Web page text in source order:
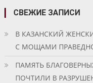
СВЕЖИЕ ЗАПИСИ
В КАЗАНСКИЙ
С МОЩАМИ
ПАМЯТЬ
ПОЧТИЛИ В